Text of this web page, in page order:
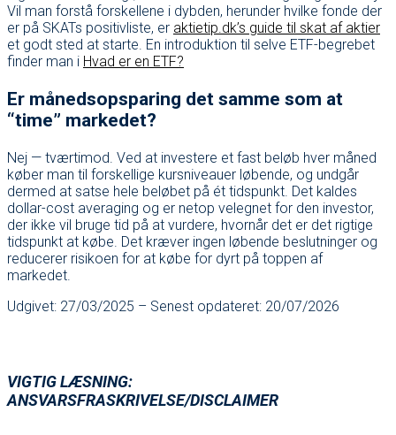
Vil man forstå forskellene i dybden, herunder hvilke fonde der
er på SKATs positivliste, er aktietip.dk’s guide til skat af aktier
et godt sted at starte. En introduktion til selve ETF-begrebet
finder man i Hvad er en ETF?
Er månedsopsparing det samme som at
“time” markedet?
Nej — tværtimod. Ved at investere et fast beløb hver måned
køber man til forskellige kursniveauer løbende, og undgår
dermed at satse hele beløbet på ét tidspunkt. Det kaldes
dollar-cost averaging og er netop velegnet for den investor,
der ikke vil bruge tid på at vurdere, hvornår det er det rigtige
tidspunkt at købe. Det kræver ingen løbende beslutninger og
reducerer risikoen for at købe for dyrt på toppen af
markedet.
Udgivet: 27/03/2025 – Senest opdateret: 20/07/2026
VIGTIG LÆSNING:
ANSVARSFRASKRIVELSE/DISCLAIMER